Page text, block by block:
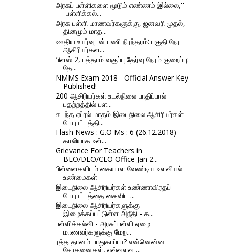
அரசுப் பள்ளிகளை மூடும் எண்ணம் இல்லை,''
-பள்ளிக்கல்...
அரசு பள்ளி மாணவர்களுக்கு, ஜனவரி முதல்,
தினமும் மாத...
ஊதிய உயர்வுடன் பணி நிரந்தரம்: பகுதி நேர
ஆசிரியர்கள...
பிளஸ் 2, பத்தாம் வகுப்பு தேர்வு நேரம் குறைப்பு:
தே...
NMMS Exam 2018 - Official Answer Key
Published!
200 ஆசிரியர்கள் உடல்நிலை பாதிப்பால்
பதற்றத்தில் பள...
கடந்த ஏப்ரல் மாதம் இடைநிலை ஆசிரியர்கள்
போராட்டத்தி...
Flash News : G.O Ms : 6 (26.12.2018) -
காலியாக உள்...
Grievance For Teachers in
BEO/DEO/CEO Office Jan 2...
பிள்ளைகளிடம் கையாள வேண்டிய உளவியல்
உண்மைகள்
இடைநிலை ஆசிரியர்கள் உண்ணாவிரதப்
போராட்டத்தை கைவிட ...
இடைநிலை ஆசிரியர்களுக்கு
இழைக்கப்பட்டுள்ள அநீதி - க...
பள்ளிக்கல்வி - அரசுப்பள்ளி ஏழை
மாணவர்களுக்கு மேற...
ரத்த தானம் பாதுகாப்பா? என்னென்ன
சோதனைகள், எவ்வளவு ...